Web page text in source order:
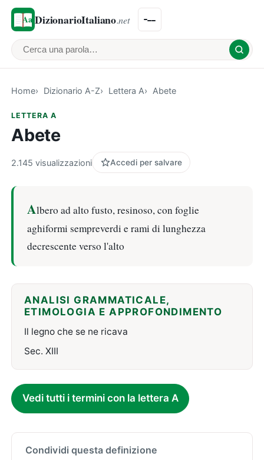
DizionarioItaliano.net
Cerca una parola
Home Dizionario A-Z Lettera A Abete
LETTERA A
Abete
2.145 visualizzazioni Accedi per salvare
Albero ad alto fusto, resinoso, con foglie
aghiformi sempreverdi e rami di lunghezza
decrescente verso l'alto
ANALISI GRAMMATICALE,
ETIMOLOGIA E APPROFONDIMENTO
Il legno che se ne ricava
Sec. XIII
Vedi tutti i termini con la lettera A
Condividi questa definizione